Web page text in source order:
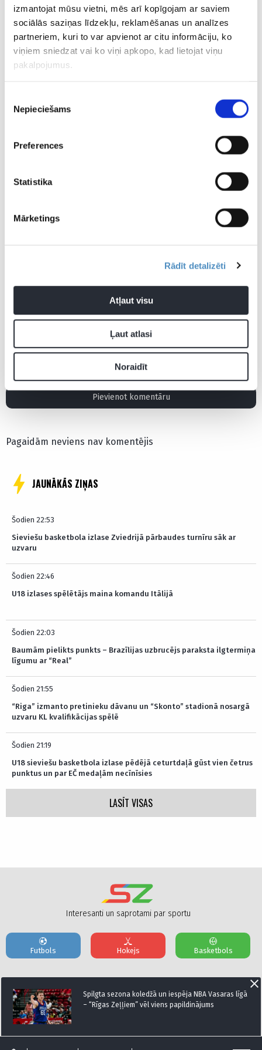
izmantojat mūsu vietni, mēs arī kopīgojam ar saviem
sociālās saziņas līdzekļu, reklamēšanas un analīzes
partneriem, kuri to var apvienot ar citu informāciju, ko
viņiem sniedzat vai ko viņi apkopo, kad lietojat viņu
pakalpojumus.
izvēle
Nepieciešams
Preferences
Statistika
Mārketings
Rādīt detalizēti
Atļaut visu
Ļaut atlasi
Noraidīt
Pievienot komentāru
Pagaidām neviens nav komentējis
JAUNĀKĀS ZIŅAS
Šodien 22:53
Sieviešu basketbola izlase Zviedrijā pārbaudes turnīru sāk ar
uzvaru
Šodien 22:46
U18 izlases spēlētājs maina komandu Itālijā
Šodien 22:03
Baumām pielikts punkts – Brazīlijas uzbrucējs paraksta ilgtermiņa
līgumu ar “Real”
Šodien 21:55
“Riga” izmanto pretinieku dāvanu un “Skonto” stadionā nosargā
uzvaru KL kvalifikācijas spēlē
Šodien 21:19
U18 sieviešu basketbola izlase pēdējā ceturtdaļā gūst vien četrus
punktus un par EČ medaļām necīnīsies
LASĪT VISAS
Spilgta sezona koledžā un iespēja NBA Vasaras līgā
– “Rīgas Zeļļiem” vēl viens papildinājums
Interesanti un saprotami par sportu
Futbols Hokejs Basketbols
Par mums Reklāmas Parametri Kontakti
Seko mums: